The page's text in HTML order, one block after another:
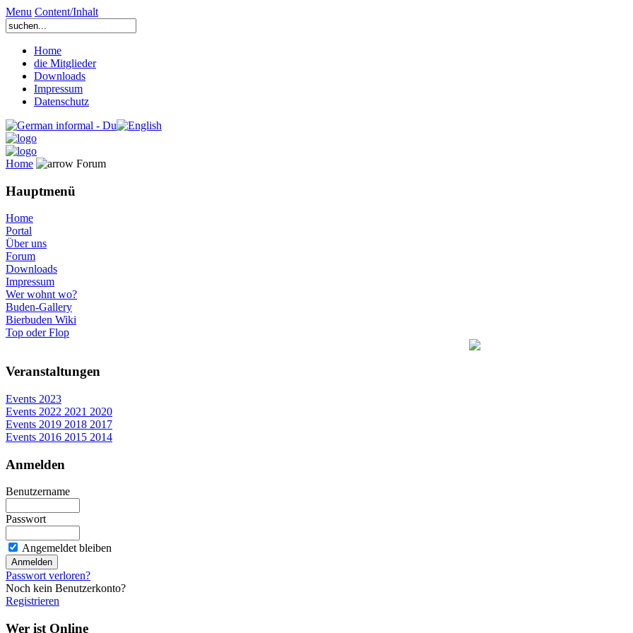
Menu Content/Inhalt
Home
die Mitglieder
Downloads
Impressum
Datenschutz
Home Forum
Hauptmenü
Home
Portal
Über uns
Forum
Downloads
Impressum
Wer wohnt wo?
Buden-Gallery
Bierbuden Wiki
Top oder Flop
Veranstaltungen
Events 2023
Events 2022 2021 2020
Events 2019 2018 2017
Events 2016 2015 2014
Anmelden
Benutzername
Passwort
Angemeldet bleiben
Passwort verloren?
Noch kein Benutzerkonto?
Registrieren
Wer ist Online